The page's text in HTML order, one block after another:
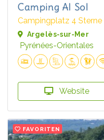
Camping Al Sol
Campingplatz 4 Sterne
Argelès-sur-Mer
Pyrénées-Orientales
Website
FAVORITEN